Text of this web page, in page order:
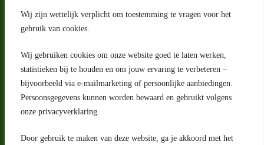
Wij zijn wettelijk verplicht om toestemming te vragen voor het
gebruik van cookies.
Wij gebruiken cookies om onze website goed te laten werken,
statistieken bij te houden en om jouw ervaring te verbeteren –
bijvoorbeeld via e-mailmarketing of persoonlijke aanbiedingen.
Persoonsgegevens kunnen worden bewaard en gebruikt volgens
onze privacyverklaring.
Door gebruik te maken van deze website, ga je akkoord met het
Adres
Riga 4 E
2993 LW Barendrecht
Nederland
Contact
klantenservice@portugeseproducten.nl